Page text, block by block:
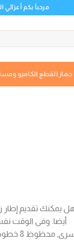
مرحباً بكم
جهاز القطع الكاميو
يمكنك تقديم إطار